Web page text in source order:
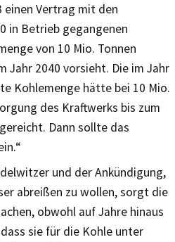
einen Vertrag mit den
in Betrieb gegangenen
von 10 Mio. Tonnen
Jahr 2040 vorsieht. Die im Jahr
Kohlemenge hätte bei 10 Mio.
des Kraftwerks bis zum
Dann sollte das
und der Ankündigung,
abreißen zu wollen, sorgt die
obwohl auf Jahre hinaus
sie für die Kohle unter